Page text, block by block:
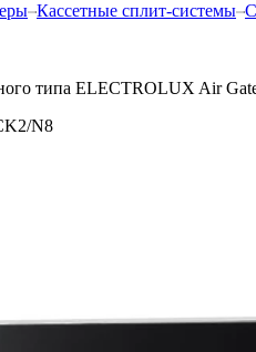
Кассетные сплит-системы
типа ELECTROLUX Air
N8